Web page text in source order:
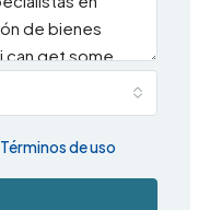
Términos de uso